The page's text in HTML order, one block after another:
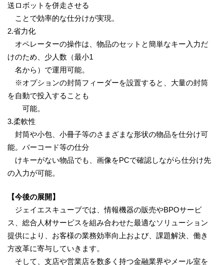
送ロボットを併走させる
ことで効率的な仕分けが実現。
2.省力化
オペレーターの操作は、物品のセットと簡単なキー入力だ
けのため、少人数（最小1
名から）で運用可能。
※オプションの封筒フィーダーを設置すると、大量の封筒
を自動で投入することも
可能。
3.柔軟性
封筒や小包、小冊子等のさまざまな形状の物品を仕分け可
能。バーコード等の仕分
けキーがない物品でも、画像をPCで確認しながら仕分け先
の入力が可能。
【今後の展開】
ジェイエスキューブでは、情報機器の販売やBPOサービ
ス、総合人材サービスを組み合わせた最適なソリューション
提供により、お客様の業務効率向上および、課題解決、働き
方改革に寄与していきます。
そして、支店や営業店を数多く持つ金融業界やメール室を